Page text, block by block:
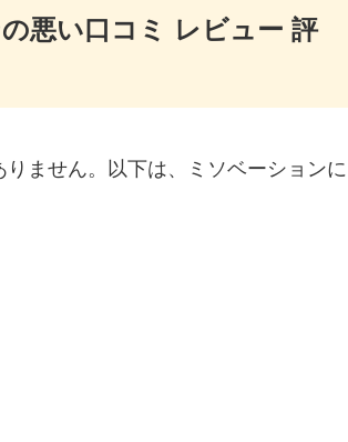
悪い口コミ レビュー 評
ません。以下は、ミソベーションに